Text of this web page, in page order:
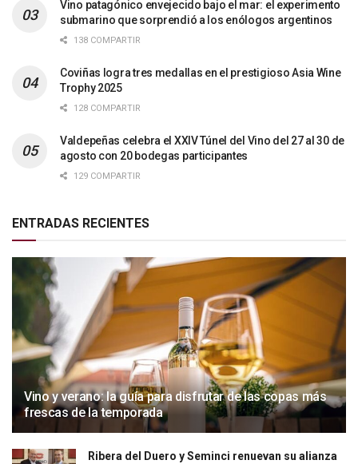
Vino patagónico envejecido bajo el mar: el experimento
submarino que sorprendió a los enólogos argentinos
138 COMPARTIR
Coviñas logra tres medallas en el prestigioso Asia Wine
Trophy 2025
128 COMPARTIR
Valdepeñas celebra el XXIV Túnel del Vino del 27 al 30 de
agosto con 20 bodegas participantes
129 COMPARTIR
ENTRADAS RECIENTES
Vino y verano: la guía para disfrutar de las copas más
frescas de la temporada
Ribera del Duero y Seminci renuevan su alianza